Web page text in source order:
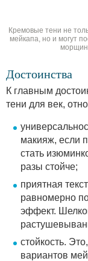
Кремовые тени не
мейкапа, но и могут
Достоинства
К главным
тени для век,
макияж, если
стать
разы стойче;
приятная
равномерно
эффект.
стойкость.
вариантов